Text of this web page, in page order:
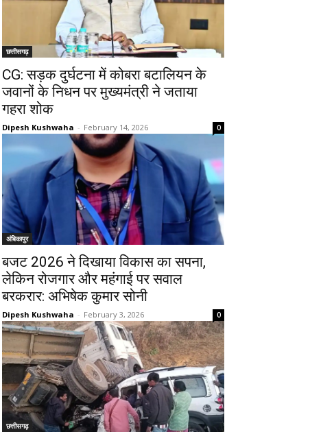
छत्तीसगढ़
CG: सड़क दुर्घटना में कोबरा बटालियन के
जवानों के निधन पर मुख्यमंत्री ने जताया
गहरा शोक
Dipesh Kushwaha - February 14, 2026 0
अंबिकापुर
बजट 2026 ने दिखाया विकास का सपना,
लेकिन रोजगार और महंगाई पर सवाल
बरकरार: अभिषेक कुमार सोनी
Dipesh Kushwaha - February 3, 2026 0
छत्तीसगढ़